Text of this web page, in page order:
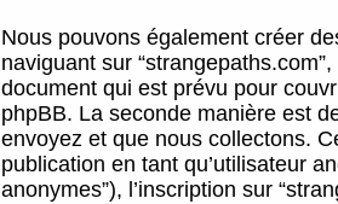
Nous pouvons également créer
naviguant sur
document qui est prévu pour
phpBB. La seconde manière est
envoyez et que nous collectons.
publication en tant qu’utilisateur
anonymes”), l’inscription sur